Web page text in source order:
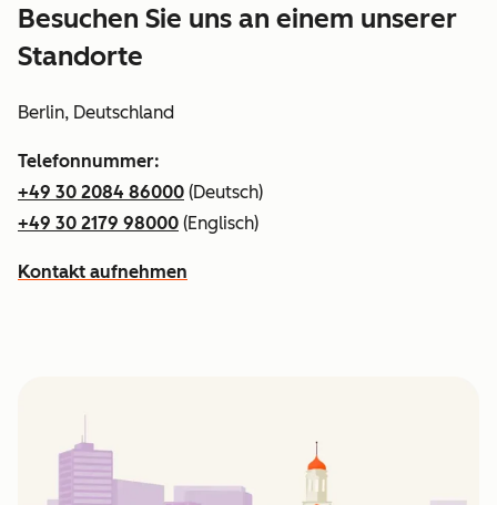
Besuchen Sie uns an einem unserer
Standorte
Berlin, Deutschland
Telefonnummer:
+49 30 2084 86000 (Deutsch)
+49 30 2179 98000 (Englisch)
Kontakt aufnehmen